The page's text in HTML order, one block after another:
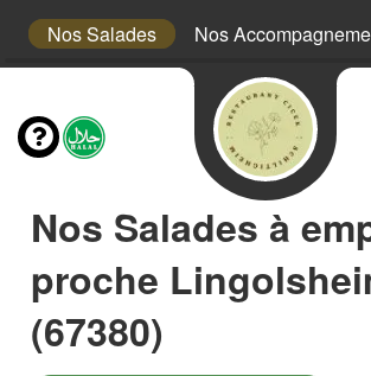
Nos Salades Nos
Nos Salades à
proche
(67380)